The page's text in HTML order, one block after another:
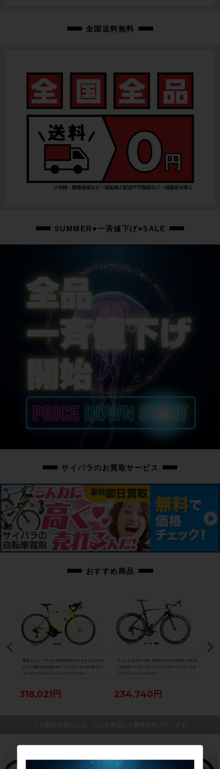
全国送料無料
SUMMER♥一斉値下げ♥SALE
サイパラのお買取サービス
おすすめ商品
美品 キャノンデール CANNONDALE キャド13 CAA
D 13 12速 ULTEGRA Di2 リムブレーキ 2021年 ロー
ドバイク 51サイズ ニュークリアイエロー
318,021円
スコット SCOTT FOIL TEAM ISSUE DURA-ACE Di
2 2013年 カーボンロードバイク 54サイズ チームオ
リカグリーンエッジカラー
234,740円